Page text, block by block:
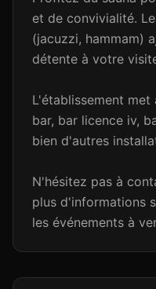
et de convivialité.
(jacuzzi, hammam)
détente à votre
L'établissement
bar, bar licence iv,
bien d'autres
N'hésitez pas à
plus d'informations
les événements à